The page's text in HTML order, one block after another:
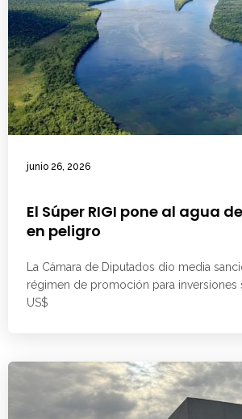
junio 26, 2026
El Súper RIGI pone al agua
en peligro
La Cámara de Diputados dio media
régimen de promoción para inversiones
US$